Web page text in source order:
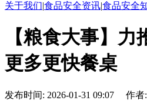
关于我们|食品安全资讯|食品安全
【粮食大事】
更多更快餐桌
发布时间: 2026-01-31 09:07 作者: